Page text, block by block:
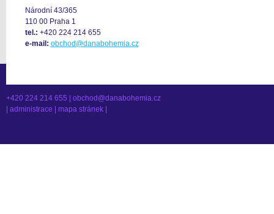
Národní 43/365
110 00 Praha 1
tel.: +420 224 214 655
e-mail: obchod@danabohemia.cz
+420 224 214 655 | obchod@danabohemia.cz
administrace mapa stránek|